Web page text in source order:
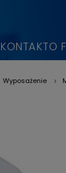
KONTAKTO
Wyposażenie